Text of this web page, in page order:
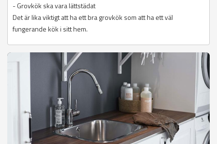
- Grovkök ska vara lättstädat
Det är lika viktigt att ha ett bra grovkök som att ha ett väl
fungerande kök i sitt hem.